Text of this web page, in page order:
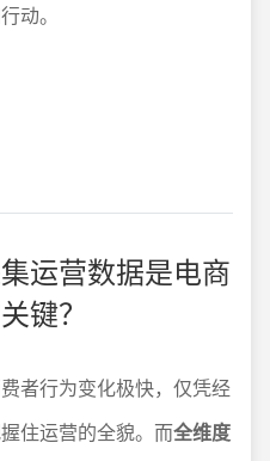
动。
运营数据是电商
键？
者行为变化极快，仅凭经
住运营的全貌。而全维度